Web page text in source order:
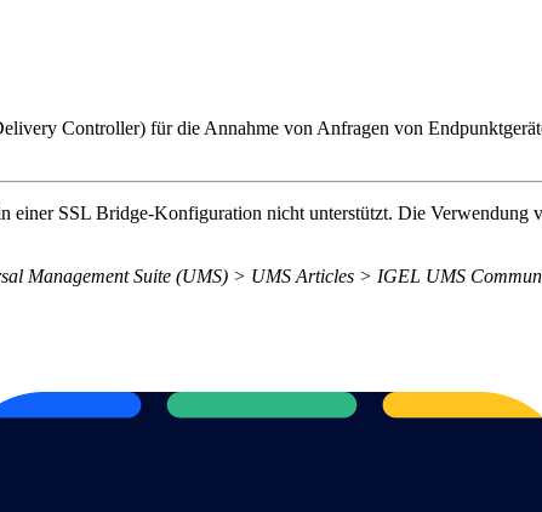
Controller) für die Annahme von Anfragen von
SSL Bridge-Konfiguration nicht unterstützt. Die Verwendung
Management Suite (UMS) > UMS Articles > IGEL UMS